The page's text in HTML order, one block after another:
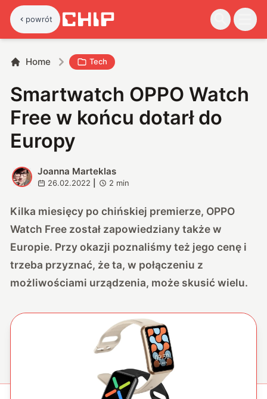
powrót
Home Tech
Smartwatch OPPO Watch
Free w końcu dotarł do
Europy
J
Joanna Marteklas
26.02.2022 2 min
Kilka miesięcy po chińskiej premierze, OPPO
Watch Free został zapowiedziany także w
Europie. Przy okazji poznaliśmy też jego cenę i
trzeba przyznać, że ta, w połączeniu z
możliwościami urządzenia, może skusić wielu.